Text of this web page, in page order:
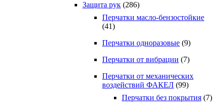
Защита рук (286)
Перчатки масло-бензостойкие
(41)
Перчатки одноразовые (9)
Перчатки от вибрации (7)
Перчатки от механических
воздействий ФАКЕЛ (99)
Перчатки без покрытия (7)